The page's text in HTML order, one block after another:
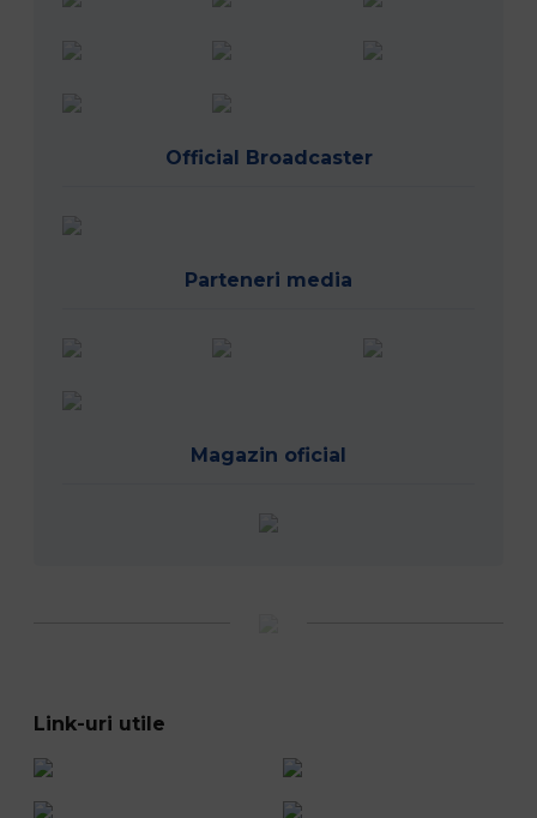
Official Broadcaster
Parteneri media
Magazin oficial
Link-uri utile